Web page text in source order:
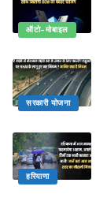
ऑटो-मोबाइल
सरकारी योजना
हरियाणा